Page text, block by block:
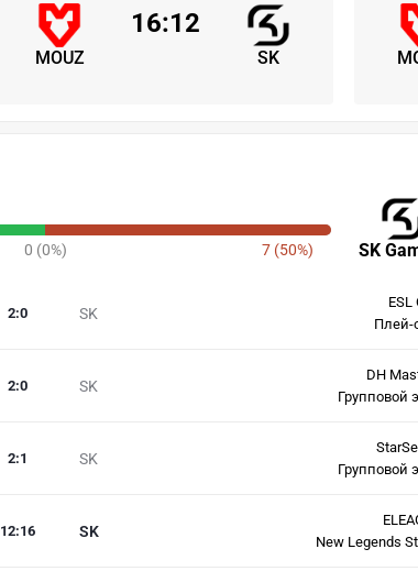
MOUZ SK
16:12
SK
0 (0%) 7 (50%)
SK
2:0
ESL
Плей-
SK
2:0
DH
Групповой
SK
2:1
Групповой
SK
12:16
New Legends